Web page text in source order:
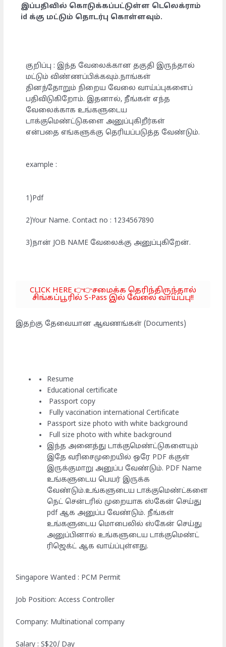
இப்பதிவில் கொடுக்கப்பட்டுள்ள டெலெக்ராம்
id க்கு மட்டும் தொடர்பு கொள்ளவும்.
குறிப்பு : இந்த வேலைக்கான தகுதி இருந்தால்
மட்டும் விண்ணப்பிக்கவும்.நாங்கள்
தினந்தோறும் நிறைய வேலை வாய்ப்புகளைப்
பதிவிடுகிறோம். இதனால், நீங்கள் எந்த
வேலைக்காக உங்களுடைய
டாக்குமெண்ட்டுகளை அனுப்புகிறீர்கள்
என்பதை எங்களுக்கு தெரியப்படுத்த வேண்டும்.
example :
1)Pdf
2)Your Name. Contact no : 1234567890
3)நான் JOB NAME வேலைக்கு அனுப்புகிறேன்.
CLICK HERE 👉👉சமைக்க தெரிந்திருந்தால்
சிங்கப்பூரில் S-Pass இல் வேலை வாய்ப்பு!!
இதற்கு தேவையான ஆவணங்கள் (Documents)
Resume
Educational certificate
Passport copy
Fully vaccination international Certificate
Passport size photo with white background
Full size photo with white background
இந்த அனைத்து டாக்குமெண்ட்டுகளையும்
இதே வரிசைமுறையில் ஒரே PDF க்குள்
இருக்குமாறு அனுப்ப வேண்டும். PDF Name
உங்களுடைய பெயர் இருக்க
வேண்டும்.உங்களுடைய டாக்குமெண்ட்களை
நெட் சென்டரில் முறையாக ஸ்கேன் செய்து
pdf ஆக அனுப்ப வேண்டும். நீங்கள்
உங்களுடைய மொபைலில் ஸ்கேன் செய்து
அனுப்பினால் உங்களுடைய டாக்குமெண்ட்
ரிஜெக்ட் ஆக வாய்ப்புள்ளது.
Singapore Wanted : PCM Permit
Job Position: Access Controller
Company: Multinational company
Salary : S$20/ Day